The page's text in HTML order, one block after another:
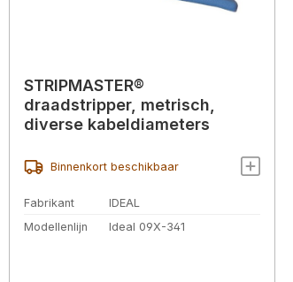
STRIPMASTER®
draadstripper, metrisch,
diverse kabeldiameters
Binnenkort beschikbaar
Fabrikant
IDEAL
Modellenlijn
Ideal 09X-341